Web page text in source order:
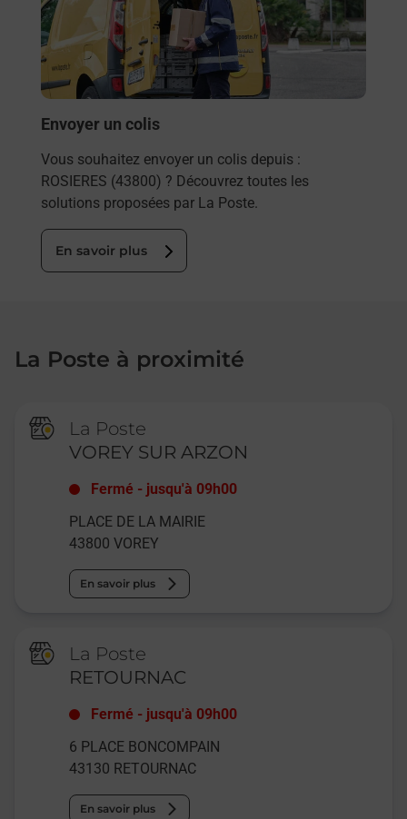
Envoyer un colis
Vous souhaitez envoyer un colis depuis :
ROSIERES (43800) ? Découvrez toutes les
solutions proposées par La Poste.
En savoir plus
La Poste à proximité
La Poste
VOREY SUR ARZON
Fermé - jusqu'à 09h00
PLACE DE LA MAIRIE
43800 VOREY
En savoir plus
La Poste
RETOURNAC
Fermé - jusqu'à 09h00
6 PLACE BONCOMPAIN
43130 RETOURNAC
En savoir plus